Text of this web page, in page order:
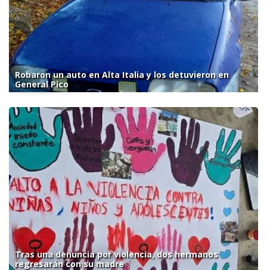
Robaron un auto en Alta Italia y los detuvieron en
General Pico
Tras una denuncia por violencia, dos hermanos
regresarán con su madre